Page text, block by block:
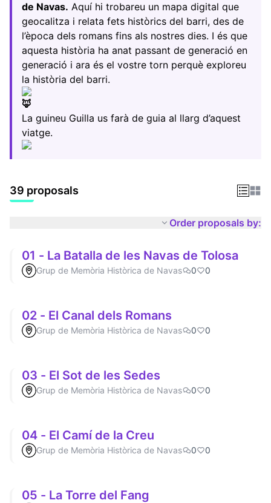
de Navas. Aquí hi trobareu un mapa digital que
geocalitza i relata fets històrics del barri, des de
l’època dels romans fins als nostres dies. I és que
aquesta història ha anat passant de generació en
generació i ara és el vostre torn perquè exploreu
la història del barri.
La guineu Guilla us farà de guia al llarg d’aquest
viatge.
39 proposals
Order proposals by:
01 - La Batalla de les Navas de Tolosa
Grup de Memòria Històrica de Navas 0 0
02 - El Canal dels Romans
Grup de Memòria Històrica de Navas 0 0
03 - El Sot de les Sedes
Grup de Memòria Històrica de Navas 0 0
04 - El Camí de la Creu
Grup de Memòria Històrica de Navas 0 0
05 - La Torre del Fang